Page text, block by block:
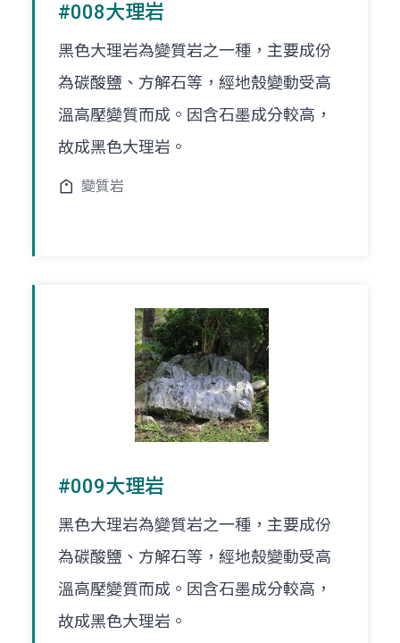
#008大理岩
黑色大理岩為變質岩之一種，主要成份
為碳酸鹽、方解石等，經地殼變動受高
溫高壓變質而成。因含石墨成分較高，
故成黑色大理岩。
變質岩
#009大理岩
黑色大理岩為變質岩之一種，主要成份
為碳酸鹽、方解石等，經地殼變動受高
溫高壓變質而成。因含石墨成分較高，
故成黑色大理岩。